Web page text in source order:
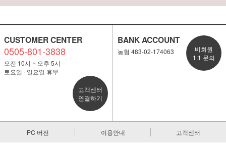
CUSTOMER CENTER
0505-801-3838
오전 10시 ~ 오후 5시
토요일 · 일요일 휴무
고객센터
연결하기
BANK ACCOUNT
농협 483-02-174063
비회원
1:1 문의
PC 버전 이용안내 고객센터